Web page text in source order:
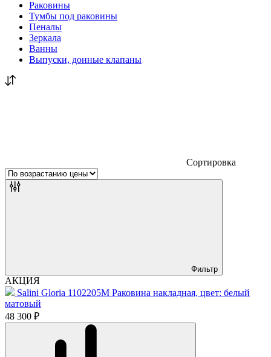
Раковины
Тумбы под раковины
Пеналы
Зеркала
Ванны
Выпуски, донные клапаны
Сортировка
Фильтр
АКЦИЯ
Salini Gloria 1102205M Раковина накладная, цвет: белый
матовый
48 300 ₽